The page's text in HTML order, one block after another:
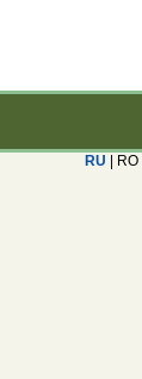
RU | RO